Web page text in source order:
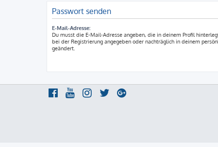
Passwort senden
E-Mail-Adresse:
Du musst die E-Mail-Adresse angeben, die in deinem Profil
bei der Registrierung angegeben oder nachträglich in deinem
geändert.